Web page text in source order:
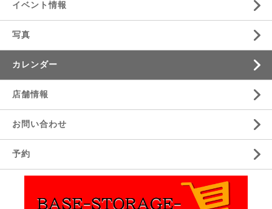
イベント情報
写真
カレンダー
店舗情報
お問い合わせ
予約